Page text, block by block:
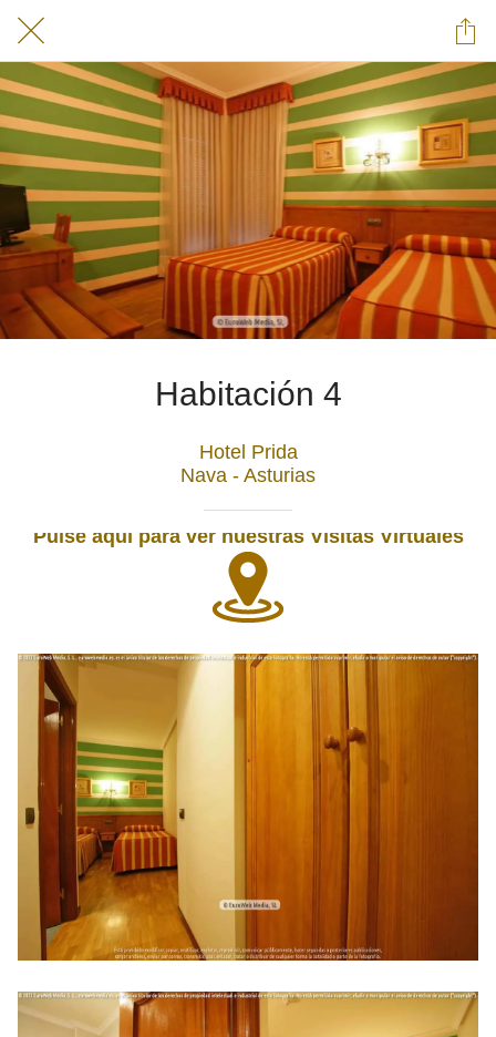
Habitación 4
Hotel Prida
Nava - Asturias
Pulse aquí para ver nuestras Visitas Virtuales